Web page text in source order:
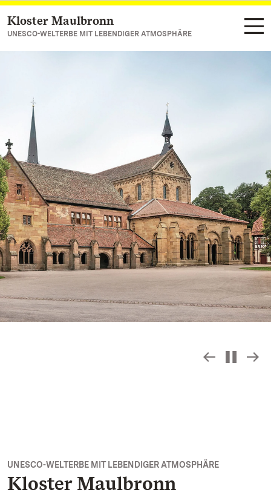
Zum Hauptinhalt springen
Kloster Maulbronn
UNESCO-WELTERBE MIT LEBENDIGER ATMOSPHÄRE
UNESCO-WELTERBE MIT LEBENDIGER ATMOSPHÄRE
Kloster Maulbronn